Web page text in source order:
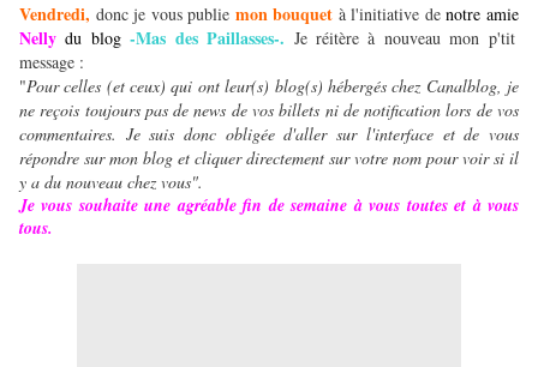
Vendredi, donc je vous publie mon bouquet à l'initiative denotre amie
Nelly du blog-Mas des Paillasses-. Je réitère à nouveau mon p'tit
message :
"Pour celles (et ceux) qui ont leur(s) blog(s) hébergés chez Canalblog, je
ne reçois toujours pas de news de vos billets ni de notification lors de vos
commentaires. Je suis donc obligée d'aller sur l'interface et de vous
répondre sur mon blog et cliquer directement sur votre nom pour voir si il
y a du nouveau chez vous".
Je vous souhaite une agréable fin de semaine à vous toutes et à vous
tous.